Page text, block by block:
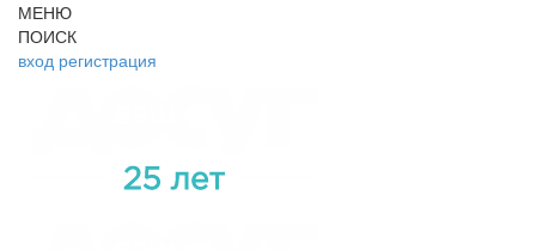
МЕНЮ
ПОИСК
вход регистрация